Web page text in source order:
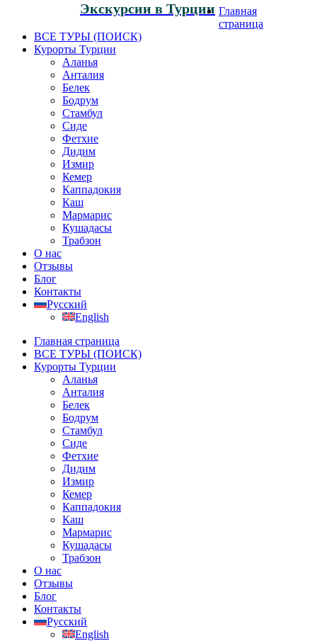
Экскурсии в Турции Главная
страница
ВСЕ ТУРЫ (ПОИСК)
Курорты Турции
Аланья
Анталия
Белек
Бодрум
Стамбул
Сиде
Фетхие
Дидим
Измир
Кемер
Каппадокия
Каш
Мармарис
Кушадасы
Трабзон
О нас
Отзывы
Блог
Контакты
Русский
English
Главная страница
ВСЕ ТУРЫ (ПОИСК)
Курорты Турции
Аланья
Анталия
Белек
Бодрум
Стамбул
Сиде
Фетхие
Дидим
Измир
Кемер
Каппадокия
Каш
Мармарис
Кушадасы
Трабзон
О нас
Отзывы
Блог
Контакты
Русский
English